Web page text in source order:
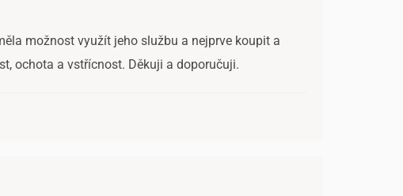
možnost využít jeho službu a nejprve koupit a
ochota a vstřícnost. Děkuji a doporučuji.